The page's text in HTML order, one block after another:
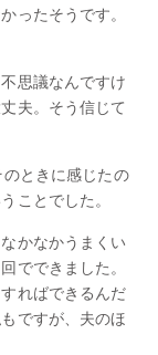
ったそうです。
思議なんですけ
夫。そう信じて
ときに感じたの
ことでした。
かなかうまくい
でできました。
ればできるんだ
ですが、夫のほ